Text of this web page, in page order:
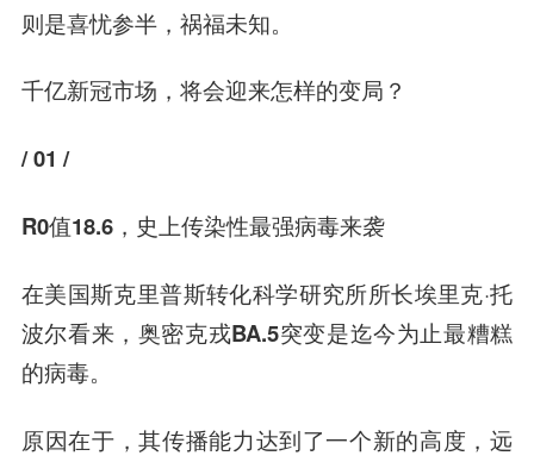
则是喜忧参半，祸福未知。
千亿新冠市场，将会迎来怎样的变局？
/ 01 /
R0值18.6， 史上传染性最强病毒来袭
在美国斯克里普斯转化科学研究所所长埃里克·托
波尔看来， 奥密克戎BA.5突变是迄今为止最糟糕
的病毒。
原因在于，其传播能力达到了一个新的高度，远